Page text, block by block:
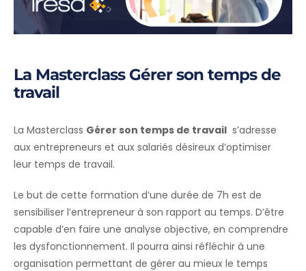
La Masterclass Gérer son temps de
travail
La Masterclass Gérer son temps de travail s’adresse
aux entrepreneurs et aux salariés désireux d’optimiser
leur temps de travail.
Le but de cette formation d’une durée de 7h est de
sensibiliser l’entrepreneur à son rapport au temps. D’être
capable d’en faire une analyse objective, en comprendre
les dysfonctionnement. Il pourra ainsi réfléchir à une
organisation permettant de gérer au mieux le temps